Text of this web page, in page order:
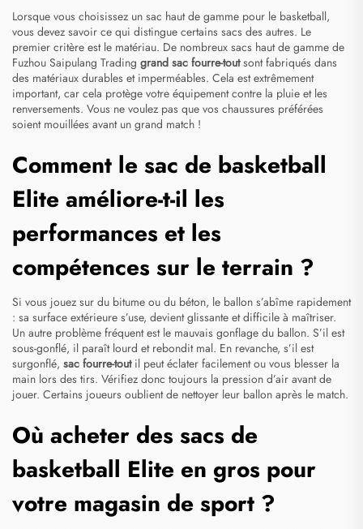
Lorsque vous choisissez un sac haut de gamme pour le basketball,
vous devez savoir ce qui distingue certains sacs des autres. Le
premier critère est le matériau. De nombreux sacs haut de gamme de
Fuzhou Saipulang Trading grand sac fourre-toutsont fabriqués dans
des matériaux durables et imperméables. Cela est extrêmement
important, car cela protège votre équipement contre la pluie et les
renversements. Vous ne voulez pas que vos chaussures préférées
soient mouillées avant un grand match !
Comment le sac de basketball
Elite améliore-t-il les
performances et les
compétences sur le terrain ?
Si vous jouez sur du bitume ou du béton, le ballon s’abîme rapidement
: sa surface extérieure s’use, devient glissante et difficile à maîtriser.
Un autre problème fréquent est le mauvais gonflage du ballon. S’il est
sous-gonflé, il paraît lourd et rebondit mal. En revanche, s’il est
surgonflé, sac fourre-tout il peut éclater facilement ou vous blesser la
main lors des tirs. Vérifiez donc toujours la pression d’air avant de
jouer. Certains joueurs oublient de nettoyer leur ballon après le match.
Où acheter des sacs de
basketball Elite en gros pour
votre magasin de sport ?